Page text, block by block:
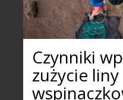
Czynniki
zużycie liny